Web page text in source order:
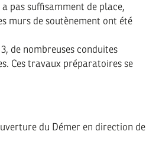
pas suffisamment de place,
murs de soutènement ont été
de nombreuses conduites
Ces travaux préparatoires se
du Démer en direction de